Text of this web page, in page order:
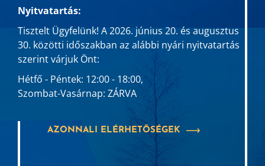
Nyitvatartás:
Tisztelt Ügyfelünk! A 2026. június 20. és augusztus
30. közötti időszakban az alábbi nyári nyitvatartás
szerint várjuk Önt:
Hétfő - Péntek: 12:00 - 18:00,
Szombat-Vasárnap: ZÁRVA
AZONNALI ELÉRHETŐSÉGEK